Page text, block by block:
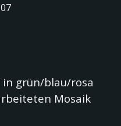
in grün/blau/rosa
Mosaik